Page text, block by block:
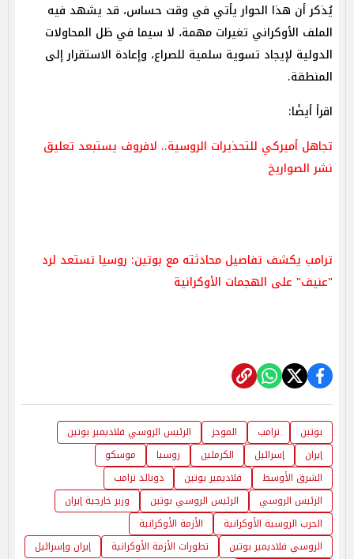
يُذكر أن هذا الحوار يأتي في وقت حساس، قد يشهد فيه
الملف الأوكراني تغيرات مهمة، لا سيما في ظل المحاولات
الدولية لإيجاد تسوية سلمية للصراع، وإعادة الاستقرار إلى
المنطقة.
اقرأ أيضًا:
تجاهل أميركي للتحذيرات الروسية.. لافروف يستبعد تعليق
نشر الصواريخ
ترامب يكشف تفاصيل محادثته مع بوتين: روسيا تستعد لرد
"عنيف" على الهجمات الأوكرانية
بوتين ترامب الموجز
الرئيس الروسي فلاديمير بوتين
إيران
إسرائيل الكرملين روسيا
موسكو
الشرق الأوسط
فلاديمير بوتين
دونالد ترامب
الرئيس الروسي
الرئيس الروسي بوتين
وزير خارجية إيران
الحرب الروسية الأوكرانية
الأزمة الأوكرانية
الروسي فلاديمير بوتين
تطورات الأزمة الأوكرانية
إيران وإسرائيل